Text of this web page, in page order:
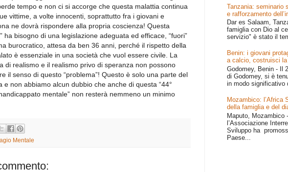
tempo e non ci si accorge che questa malattia continua
vittime, a volte innocenti, soprattutto fra i giovani e
ne dovrà rispondere alla propria coscienza! Questa
ha bisogno di una legislazione adeguata ed efficace, “fuori”
burocratico, attesa da ben 36 anni, perché il rispetto della
è essenziale in una società che vuol essere civile. La
di realismo e il realismo privo di speranza non possono
il senso di questo “problema”! Questo è solo una parte del
e non abbiamo alcun dubbio che anche di questa “44°
mentale” non resterà nemmeno un minimo
Mentale
Tanzania: seminario
e rafforzamento
Dar es Salaam,
famiglia con Dio al
servizio" è stato il
Benin: i giovani
a calcio, costruisci la
Godomey, Benin - Il
di Godomey, si è
in modo significativo
Mozambico: l’Africa
della famiglia e del
Maputo, Mozambico
l’Associazione
Sviluppo ha
Paese...